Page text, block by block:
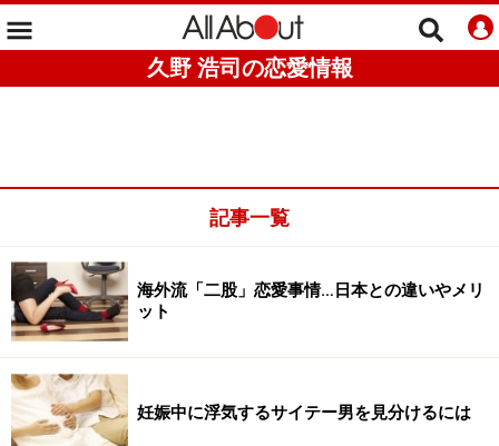
久野 浩司の恋愛情報
記事一覧
海外流「二股」恋愛事情…日本との違いやメリ
ット
妊娠中に浮気するサイテー男を見分けるには